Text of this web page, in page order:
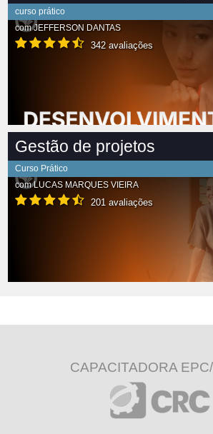
curso prático
comJEFFERSON DANTAS
342 avaliações
Gestão de projetos
Curso Prático
comLUCAS MARQUES VIEIRA
201 avaliações
CAPACITADORA